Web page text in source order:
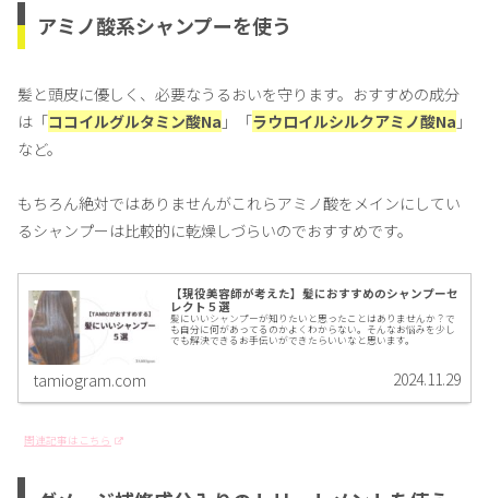
アミノ酸系シャンプーを使う
髪と頭皮に優しく、必要なうるおいを守ります。おすすめの成分
は「ココイルグルタミン酸Na 」「ラウロイルシルクアミノ酸Na 」
など。
もちろん絶対ではありませんがこれらアミノ酸をメインにしてい
るシャンプーは比較的に乾燥しづらいのでおすすめです。
【現役美容師が考えた】髪におすすめのシャンプーセ
レクト５選
髪にいいシャンプーが知りたいと思ったことはありませんか？で
も自分に何があってるのかよくわからない。そんなお悩みを少し
でも解決できるお手伝いができたらいいなと思います。
tamiogram.com 2024.11.29
関連記事はこちら